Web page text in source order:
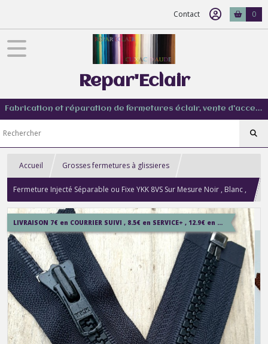
Contact 0
Repar'Eclair
Fabrication et réparation de fermetures éclair, vente d'accessoire couture de tout type
Accueil Grosses fermetures à glissieres
Fermeture Injecté Séparable ou Fixe YKK 8VS Sur Mesure Noir , Blanc ,
Bleu Marine , Noisette , Rouge , Kaki et Beige
LIVRAISON 7€ en COURRIER SUIVI , 8.5€ en SERVICE+ , 12.9€ en COLISSIMO